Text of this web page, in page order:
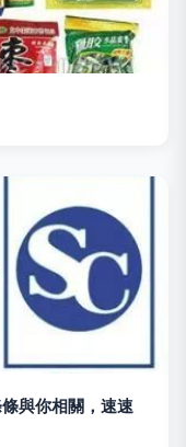
與你相關，速速